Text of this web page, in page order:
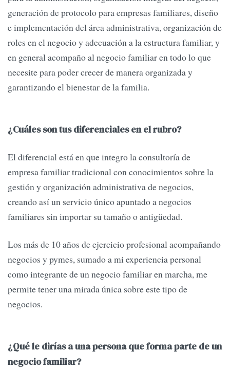
generación de protocolo para empresas familiares, diseño
e implementación del área administrativa, organización de
roles en el negocio y adecuación a la estructura familiar, y
en general acompaño al negocio familiar en todo lo que
necesite para poder crecer de manera organizada y
garantizando el bienestar de la familia.
¿Cuáles son tus diferenciales en el rubro?
El diferencial está en que integro la consultoría de
empresa familiar tradicional con conocimientos sobre la
gestión y organización administrativa de negocios,
creando así un servicio único apuntado a negocios
familiares sin importar su tamaño o antigüedad.
Los más de 10 años de ejercicio profesional acompañando
negocios y pymes, sumado a mi experiencia personal
como integrante de un negocio familiar en marcha, me
permite tener una mirada única sobre este tipo de
negocios.
¿Qué le dirías a una persona que forma parte de un
negocio familiar?